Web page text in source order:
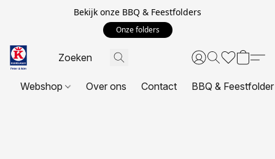
Bekijk onze BBQ & Feestfolders
Onze folders
Webshop Over ons Contact BBQ & Feestfolder